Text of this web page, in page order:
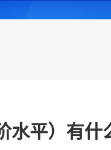
水平）有什